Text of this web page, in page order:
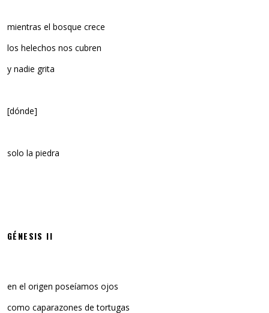
mientras el bosque crece
los helechos nos cubren
y nadie grita
[dónde]
solo la piedra
GÉNESIS II
en el origen poseíamos ojos
como caparazones de tortugas